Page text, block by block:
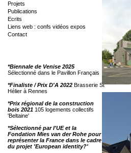
Projets
Publications
Ecrits
Liens web : confs vidéos expos
Contact
*Biennale de Venise 2025
Sélectionné dans le Pavillon Français
*Finaliste / Prix D'A 2022 Brasserie St
Hélier à Rennes
*Prix régional de la construction
bois 2021 105 logements collectifs
'Beltaine'
*Sélectionné par l'UE et la
Fondation Mies van der Rohe pour
représenter la France dans le cadre
du projet 'European identity?'